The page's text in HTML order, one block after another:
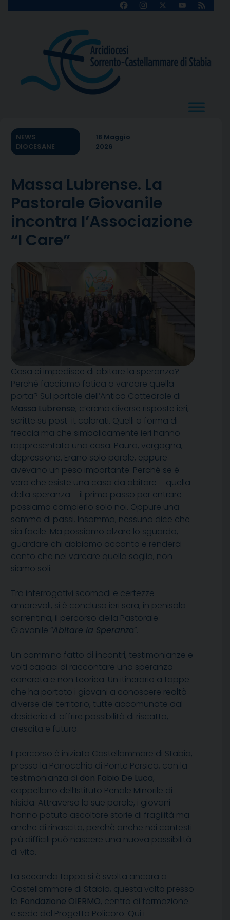
FacebookInstagram
X
YouTube
Feed
NEWS
DIOCESANE
18 Maggio
2026
Massa Lubrense. La
Pastorale Giovanile
incontra l’Associazione
“I Care”
Cosa ci impedisce di abitare la speranza?
Perché facciamo fatica a varcare quella
porta? Sul portale dell’Antica Cattedrale di
Massa Lubrense, c’erano diverse risposte ieri,
scritte su post-it colorati. Quelli a forma di
freccia ma che simbolicamente ieri hanno
rappresentato una casa. Paura, vergogna,
depressione. Erano solo parole, eppure
avevano un peso importante. Perché se è
vero che esiste una casa da abitare – quella
della speranza – il primo passo per entrare
possiamo compierlo solo noi. Oppure una
somma di passi. Insomma, nessuno dice che
sia facile. Ma possiamo alzare lo sguardo,
guardare chi abbiamo accanto e renderci
conto che nel varcare quella soglia, non
siamo soli.
Tra interrogativi scomodi e certezze
amorevoli, si è concluso ieri sera, in penisola
sorrentina, il percorso della Pastorale
Giovanile “Abitare la Speranza”.
Un cammino fatto di incontri, testimonianze e
volti capaci di raccontare una speranza
concreta e non teorica. Un itinerario a tappe
che ha portato i giovani a conoscere realtà
diverse del territorio, tutte accomunate dal
desiderio di offrire possibilità di riscatto,
crescita e futuro.
Il percorso è iniziato Castellammare di Stabia,
presso la Parrocchia di Ponte Persica, con la
testimonianza di don Fabio De Luca,
cappellano dell’Istituto Penale Minorile di
Nisida. Attraverso la sue parole, i giovani
hanno potuto ascoltare storie di fragilità ma
anche di rinascita, perchè anche nei contesti
più difficili può nascere una nuova possibilità
di vita.
La seconda tappa si è svolta ancora a
Castellammare di Stabia, questa volta presso
la Fondazione OIERMO, centro di formazione
e sede del Progetto Policoro. Qui i